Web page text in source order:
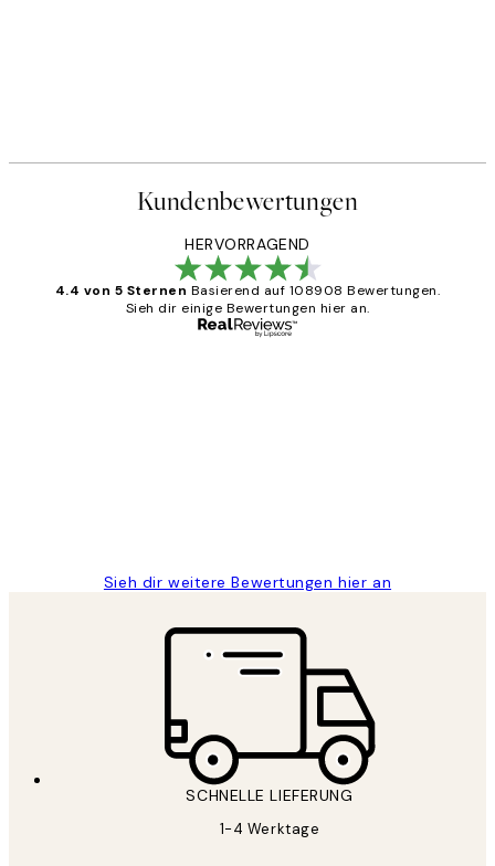
Kundenbewertungen
HERVORRAGEND
4.4 von 5 Sternen Basierend auf 108908 Bewertungen.
Sieh dir einige Bewertungen hier an.
Sieh dir weitere Bewertungen hier an
SCHNELLE LIEFERUNG
1-4 Werktage